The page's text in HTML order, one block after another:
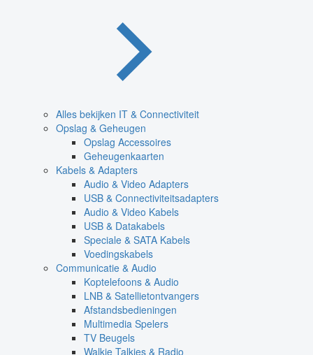
Alles bekijken IT & Connectiviteit
Opslag & Geheugen
Opslag Accessoires
Geheugenkaarten
Kabels & Adapters
Audio & Video Adapters
USB & Connectiviteitsadapters
Audio & Video Kabels
USB & Datakabels
Speciale & SATA Kabels
Voedingskabels
Communicatie & Audio
Koptelefoons & Audio
LNB & Satellietontvangers
Afstandsbedieningen
Multimedia Spelers
TV Beugels
Walkie Talkies & Radio